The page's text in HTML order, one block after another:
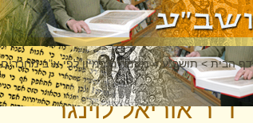
דף הבית >תושב"ע >מאמרים במיון לפי א"ב מחברים
ד"ר אוריאל לוינגר